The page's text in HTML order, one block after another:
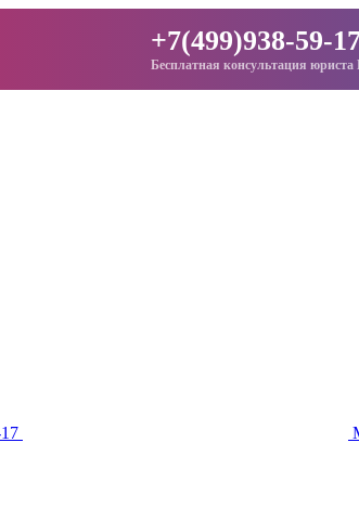
+7(499)938-59-
Бесплатная консультация